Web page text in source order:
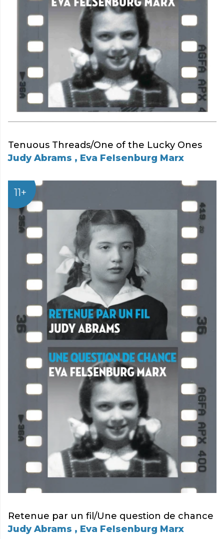
Tenuous Threads/One of the Lucky Ones
Judy Abrams , Eva Felsenburg Marx
11+
Retenue par un fil/Une question de chance
Judy Abrams , Eva Felsenburg Marx